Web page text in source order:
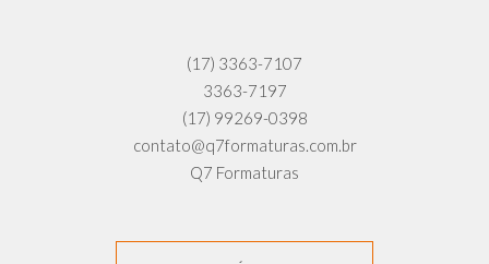
(17) 3363-7107
3363-7197
(17) 99269-0398
contato@q7formaturas.com.br
Q7 Formaturas